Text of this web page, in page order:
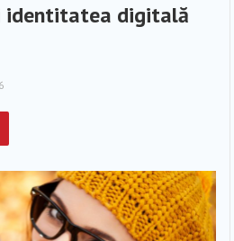
identitatea digitală